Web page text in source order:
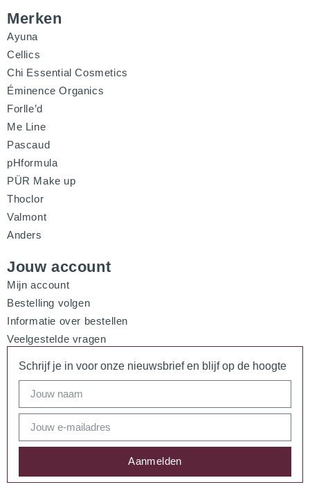
Merken
Ayuna
Cellics
Chi Essential Cosmetics
Éminence Organics
Forlle’d
Me Line
Pascaud
pHformula
PÜR Make up
Thoclor
Valmont
Anders
Jouw account
Mijn account
Bestelling volgen
Informatie over bestellen
Veelgestelde vragen
Schrijf je in voor onze nieuwsbrief en blijf op de hoogte
Aanmelden